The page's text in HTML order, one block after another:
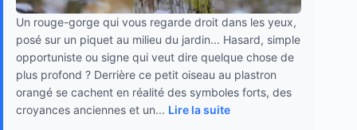
Un rouge-gorge qui vous regarde droit dans les yeux,
posé sur un piquet au milieu du jardin... Hasard, simple
opportuniste ou signe qui veut dire quelque chose de
plus profond ? Derrière ce petit oiseau au plastron
orangé se cachent en réalité des symboles forts, des
croyances anciennes et un... Lire la suite